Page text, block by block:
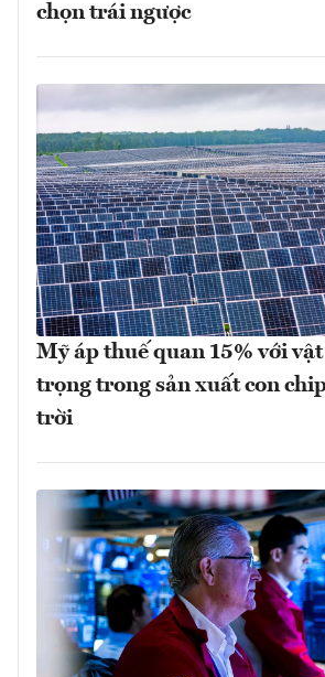
chọn trái ngược
Mỹ áp thuế quan 15% với
trọng trong sản xuất con
trời